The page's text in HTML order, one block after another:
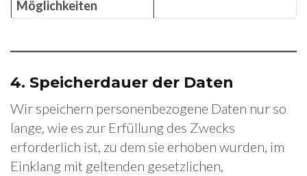
Möglichkeiten
4. Speicherdauer der Daten
Wir speichern personenbezogene Daten nur so
lange, wie es zur Erfüllung des Zwecks
erforderlich ist, zu dem sie erhoben wurden, im
Einklang mit geltenden gesetzlichen,